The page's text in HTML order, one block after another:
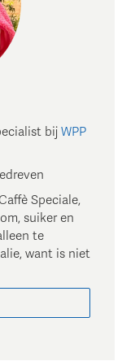
bij WPP
Speciale,
suiker en
te
want is niet